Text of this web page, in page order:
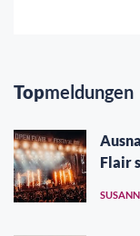
Topmeldungen
Flair